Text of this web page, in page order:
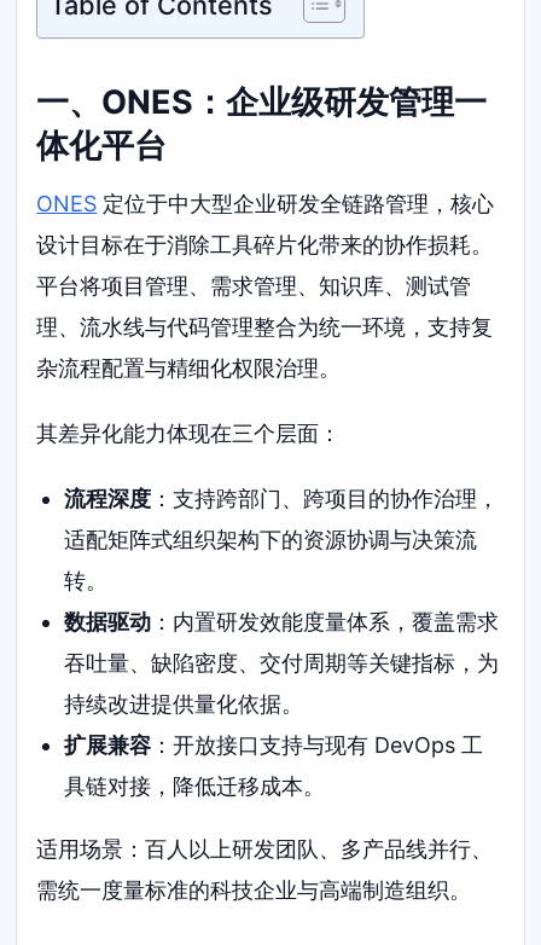
一、ONES：企业级研发管理一
体化平台
ONES 定位于中大型企业研发全链路管理，核心
设计目标在于消除工具碎片化带来的协作损耗。
平台将项目管理、需求管理、知识库、测试管
理、流水线与代码管理整合为统一环境，支持复
杂流程配置与精细化权限治理。
其差异化能力体现在三个层面：
流程深度：支持跨部门、跨项目的协作治理，
适配矩阵式组织架构下的资源协调与决策流
转。
数据驱动：内置研发效能度量体系，覆盖需求
吞吐量、缺陷密度、交付周期等关键指标，为
持续改进提供量化依据。
扩展兼容：开放接口支持与现有 DevOps 工
具链对接，降低迁移成本。
适用场景：百人以上研发团队、多产品线并行、
需统一度量标准的科技企业与高端制造组织。